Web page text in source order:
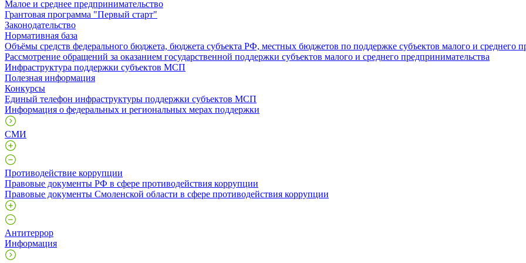
Малое и среднее предпринимательство
Грантовая программа "Первый старт"
Законодательство
Нормативная база
Объёмы средств федерального бюджета, бюджета субъекта РФ, местных бюджетов по поддержке субъектов малого и среднего
Рассмотрение обращений за оказанием государственной поддержки субъектов малого и среднего предпринимательства
Инфраструктура поддержки субъектов МСП
Полезная информация
Конкурсы
Единый телефон инфраструктуры поддержки субъектов МСП
Информация о федеральных и региональных мерах поддержки
СМИ
Противодействие коррупции
Правовые документы РФ в сфере противодействия коррупции
Правовые документы Смоленской области в сфере противодействия коррупции
Антитеррор
Информация